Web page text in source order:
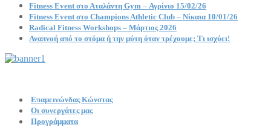
Fitness Event στο Αταλάντη Gym – Αγρίνιο 15/02/26
Fitness Event στο Champions Athletic Club – Νίκαια 10/01/26
Radical Fitness Workshops – Μάρτιος 2026
Αναπνοή από το στόμα ή την μύτη όταν τρέχουμε; Τι ισχύει!
Επαμεινώνδας Κώνστας
Οι συνεργάτες μας
Προγράμματα